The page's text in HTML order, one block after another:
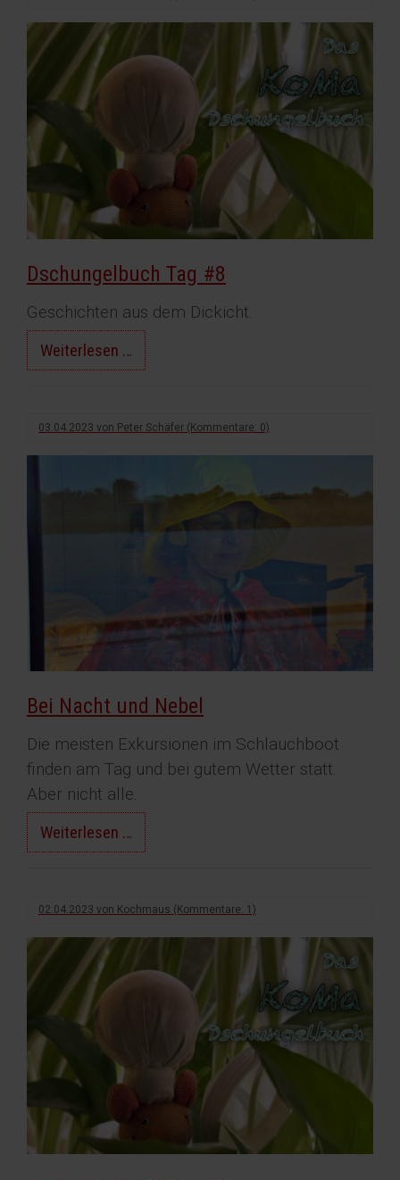
Dschungelbuch Tag #8
Geschichten aus dem Dickicht.
Weiterlesen … Dschungelbuch
Tag
03.04.2023 von Peter Schäfer (Kommentare: 0)
Bei Nacht und Nebel
Die meisten Exkursionen im Schlauchboot
finden am Tag und bei gutem Wetter statt.
Aber nicht alle.
Weiterlesen … Bei
Nacht
Nebel
02.04.2023 von Kochmaus (Kommentare: 1)